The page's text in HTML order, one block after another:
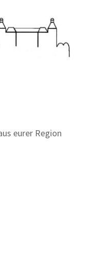
eurer Region